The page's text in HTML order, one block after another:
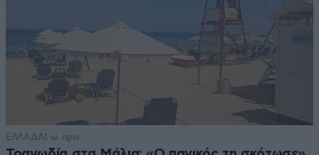
ΕΛΛΑΔΑ1 ω. πριν